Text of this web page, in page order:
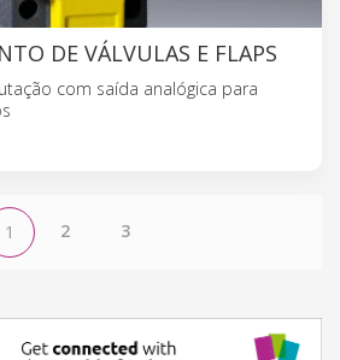
DE VÁLVULAS E FLAPS
com saída analógica para
1 2 3